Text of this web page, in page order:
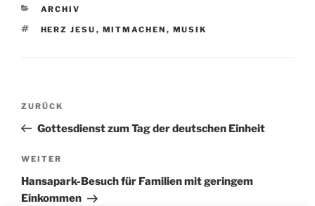
KATEGORIEN
ARCHIV
SCHLAGWÖRTER
HERZ JESU , MITMACHEN , MUSIK
Beitragsnavigation
Vorheriger
Beitrag
ZURÜCK
Gottesdienst zum Tag der deutschen Einheit
Nächster
Beitrag
WEITER
Hansapark-Besuch für Familien mit geringem
Einkommen